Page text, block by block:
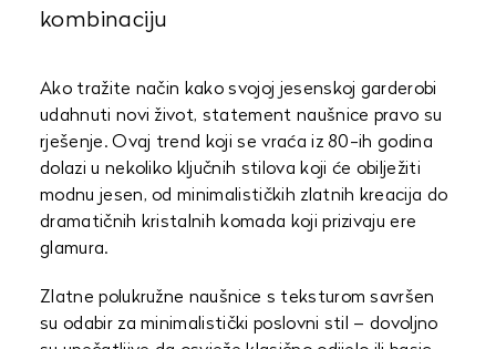
kombinaciju
Ako tražite način kako svojoj jesenskoj garderobi
udahnuti novi život, statement naušnice pravo su
rješenje. Ovaj trend koji se vraća iz 80-ih godina
dolazi u nekoliko ključnih stilova koji će obilježiti
modnu jesen, od minimalističkih zlatnih kreacija do
dramatičnih kristalnih komada koji prizivaju ere
glamura.
Zlatne polukružne naušnice s teksturom savršen
su odabir za minimalistički poslovni stil – dovoljno